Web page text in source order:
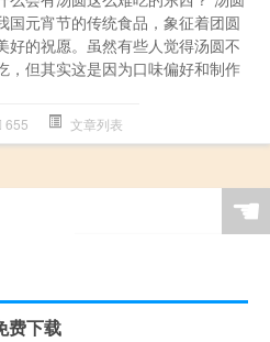
国元宵节的传统食品，象征着团圆
好的祝愿。虽然有些人觉得汤圆不
，但其实这是因为口味偏好和制作
655 文章列表
☚
费下载